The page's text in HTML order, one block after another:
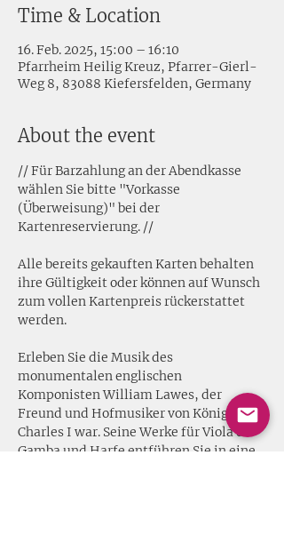
Time & Location
16. Feb. 2025, 15:00 – 16:10
Pfarrheim Heilig Kreuz, Pfarrer-Gierl-
Weg 8, 83088 Kiefersfelden, Germany
About the event
// Für Barzahlung an der Abendkasse
wählen Sie bitte "Vorkasse
(Überweisung)" bei der
Kartenreservierung. //
Alle bereits gekauften Karten behalten
ihre Gültigkeit oder können auf Wunsch
zum vollen Kartenpreis rückerstattet
werden.
Erleben Sie die Musik des
monumentalen englischen
Komponisten William Lawes, der
Freund und Hofmusiker von König
Charles I war. Seine Werke für Viola da
Gamba und Harfe entführen Sie in eine